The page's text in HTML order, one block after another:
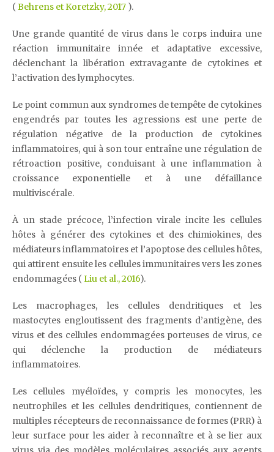
( Behrens et Koretzky, 2017 ).
Une grande quantité de virus dans le corps induira une
réaction immunitaire innée et adaptative excessive,
déclenchant la libération extravagante de cytokines et
l’activation des lymphocytes.
Le point commun aux syndromes de tempête de cytokines
engendrés par toutes les agressions est une perte de
régulation négative de la production de cytokines
inflammatoires, qui à son tour entraîne une régulation de
rétroaction positive, conduisant à une inflammation à
croissance exponentielle et à une défaillance
multiviscérale.
À un stade précoce, l’infection virale incite les cellules
hôtes à générer des cytokines et des chimiokines, des
médiateurs inflammatoires et l’apoptose des cellules hôtes,
qui attirent ensuite les cellules immunitaires vers les zones
endommagées ( Liu et al., 2016).
Les macrophages, les cellules dendritiques et les
mastocytes engloutissent des fragments d’antigène, des
virus et des cellules endommagées porteuses de virus, ce
qui déclenche la production de médiateurs
inflammatoires.
Les cellules myéloïdes, y compris les monocytes, les
neutrophiles et les cellules dendritiques, contiennent de
multiples récepteurs de reconnaissance de formes (PRR) à
leur surface pour les aider à reconnaître et à se lier aux